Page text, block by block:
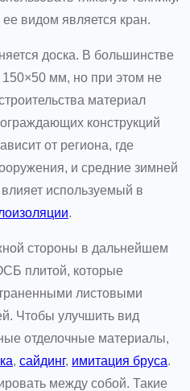
видом является кран.
доска. В большинстве
150×50 мм, но при этом не
материал
конструкций
от региона, где
и средние зимней
используемый в
.
стороны в дальнейшем
плитой, которые
листовыми
Чтобы улучшить вид
отделочные материалы,
, сайдинг, имитация бруса.
между собой. Такие